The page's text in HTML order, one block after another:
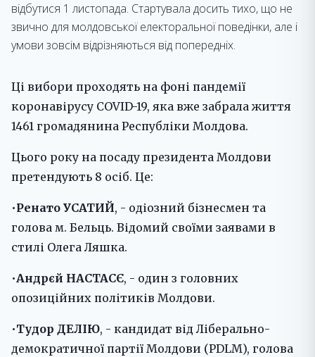
відбутися 1 листопада. Стартувала досить тихо, що не
звично для молдовської електоральної поведінки, але і
умови зовсім відрізняються від попередніх.
Ці вибори проходять на фоні пандемії
коронавірусу COVID-19, яка вже забрала життя
1461 громадянина Республіки Молдова.
Цього року на посаду президента Молдови
претендують 8 осіб. Це:
•Ренато УСАТИЙ, - одіозний бізнесмен та
голова м. Бельць. Відомий своїми заявами в
стилі Олега Ляшка.
•Андрєй НАСТАСЄ, - один з головних
опозиційних політиків Молдови.
•Тудор ДЕЛІЮ, - кандидат від Ліберально-
демократичної партії Молдови (PDLM), голова